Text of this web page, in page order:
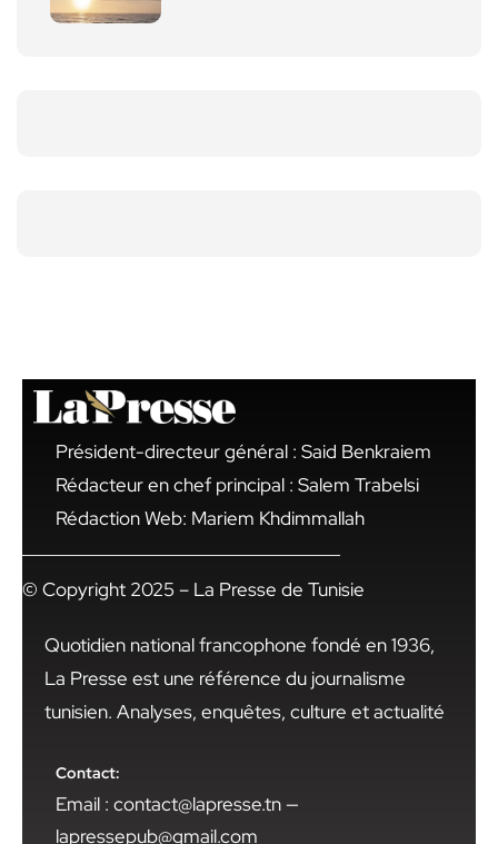
Président-directeur général : Said Benkraiem
Rédacteur en chef principal : Salem Trabelsi
Rédaction Web: Mariem Khdimmallah
© Copyright 2025 – La Presse de Tunisie
Quotidien national francophone fondé en 1936,
La Presse est une référence du journalisme
tunisien. Analyses, enquêtes, culture et actualité
Contact:
Email : contact@lapresse.tn —
lapressepub@gmail.com